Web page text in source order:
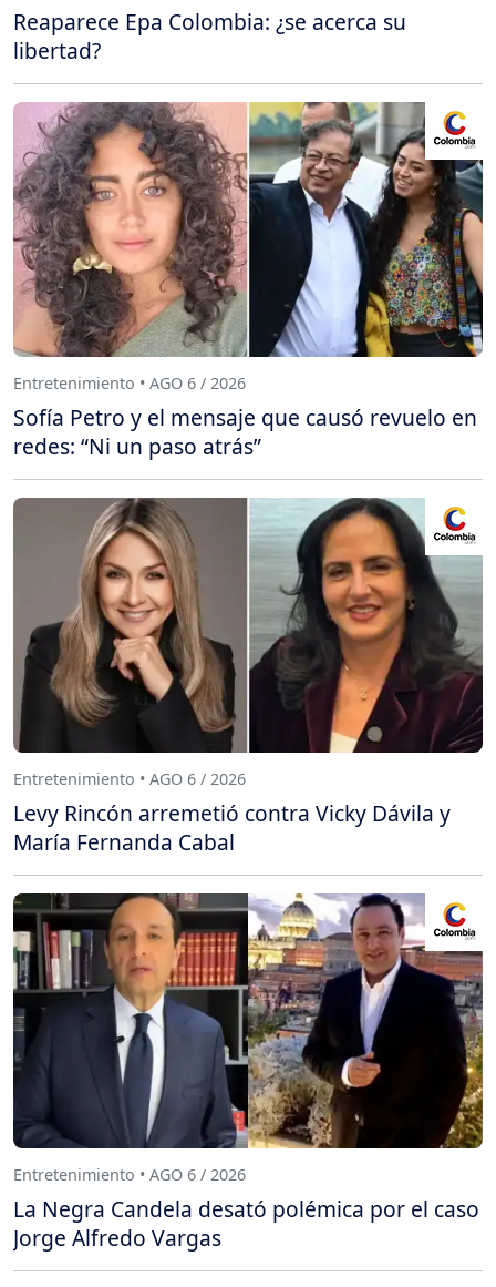
Reaparece Epa Colombia: ¿se acerca su
libertad?
Entretenimiento • AGO 6 / 2026
Sofía Petro y el mensaje que causó revuelo en
redes: “Ni un paso atrás”
Entretenimiento • AGO 6 / 2026
Levy Rincón arremetió contra Vicky Dávila y
María Fernanda Cabal
Entretenimiento • AGO 6 / 2026
La Negra Candela desató polémica por el caso
Jorge Alfredo Vargas